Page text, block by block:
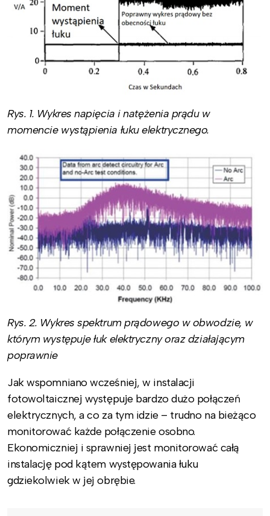
Rys. 1. Wykres napięcia i natężenia prądu w
momencie wystąpienia łuku elektrycznego.
Rys. 2. Wykres spektrum prądowego w obwodzie, w
którym występuje łuk elektryczny oraz działającym
poprawnie
Jak wspomniano wcześniej, w instalacji
fotowoltaicznej występuje bardzo dużo połączeń
elektrycznych, a co za tym idzie – trudno na bieżąco
monitorować każde połączenie osobno.
Ekonomiczniej i sprawniej jest monitorować całą
instalację pod kątem występowania łuku
gdziekolwiek w jej obrębie.